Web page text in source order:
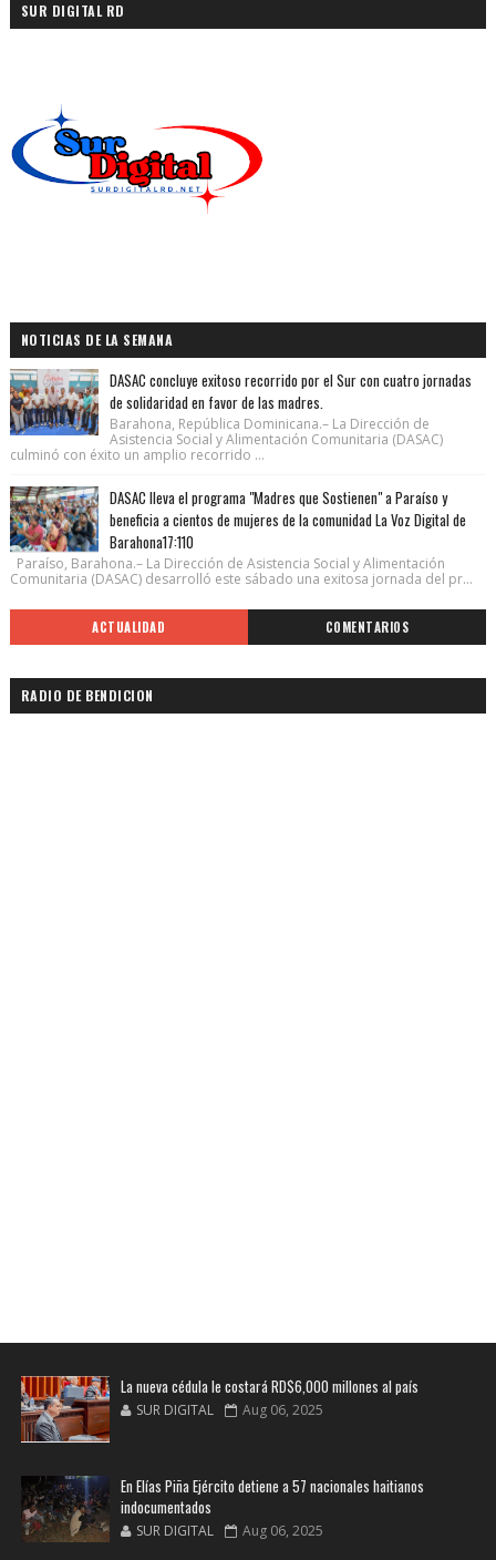
SUR DIGITAL RD
NOTICIAS DE LA SEMANA
DASAC concluye exitoso recorrido por el Sur con cuatro jornadas
de solidaridad en favor de las madres.
Barahona, República Dominicana.– La Dirección de
Asistencia Social y Alimentación Comunitaria (DASAC)
culminó con éxito un amplio recorrido ...
DASAC lleva el programa "Madres que Sostienen" a Paraíso y
beneficia a cientos de mujeres de la comunidad La Voz Digital de
Barahona17:110
Paraíso, Barahona.– La Dirección de Asistencia Social y Alimentación
Comunitaria (DASAC) desarrolló este sábado una exitosa jornada del pr...
ACTUALIDAD COMENTARIOS
RADIO DE BENDICION
La nueva cédula le costará RD$6,000 millones al país
SUR DIGITAL Aug 06, 2025
En Elías Piña Ejército detiene a 57 nacionales haitianos
indocumentados
SUR DIGITAL Aug 06, 2025